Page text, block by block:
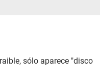
sólo aparece "disco